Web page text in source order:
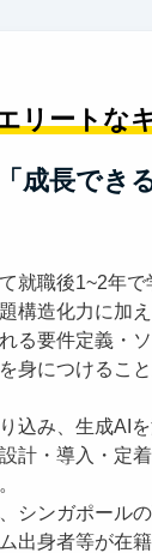
リートな
「成長でき
就職後1~2年で
構造化力に加
る要件定義・
身につけるこ
込み、生成AI
計・導入・定
シンガポール
出身者等が在